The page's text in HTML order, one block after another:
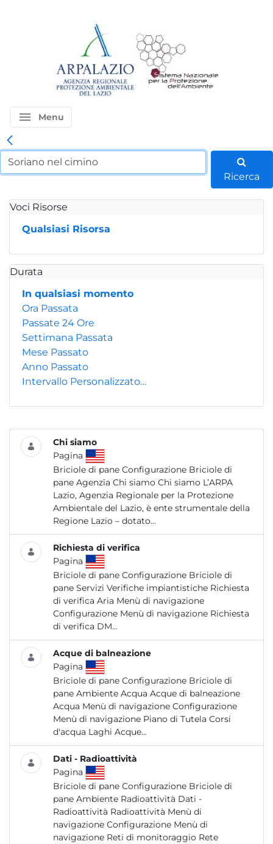
menu Menu
Ricerca
Voci Risorse
Qualsiasi Risorsa
Durata
In qualsiasi momento
Ora Passata
Passate 24 Ore
Settimana Passata
Mese Passato
Anno Passato
Intervallo Personalizzato…
Chi siamo
Pagina
Briciole di pane Configurazione Briciole di
pane Agenzia Chi siamo Chi siamo L’ARPA
Lazio, Agenzia Regionale per la Protezione
Ambientale del Lazio, è ente strumentale della
Regione Lazio – dotato...
Richiesta di verifica
Pagina
Briciole di pane Configurazione Briciole di
pane Servizi Verifiche impiantistiche Richiesta
di verifica Aria Menù di navigazione
Configurazione Menù di navigazione Richiesta
di verifica DM...
Acque di balneazione
Pagina
Briciole di pane Configurazione Briciole di
pane Ambiente Acqua Acque di balneazione
Acqua Menù di navigazione Configurazione
Menù di navigazione Piano di Tutela Corsi
d'acqua Laghi Acque...
Dati - Radioattività
Pagina
Briciole di pane Configurazione Briciole di
pane Ambiente Radioattività Dati -
Radioattività Radioattività Menù di
navigazione Configurazione Menù di
navigazione Reti di monitoraggio Rete